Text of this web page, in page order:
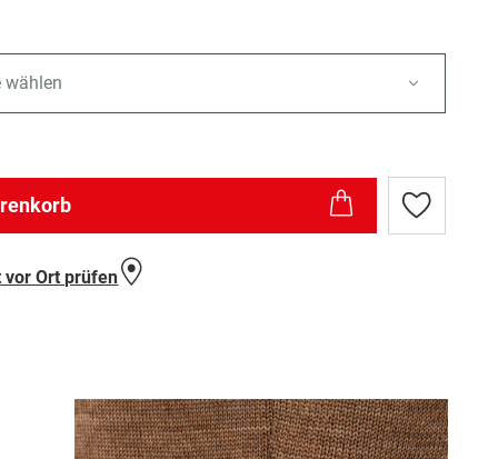
wählen
Zur
Wunschliste
Ort prüfen